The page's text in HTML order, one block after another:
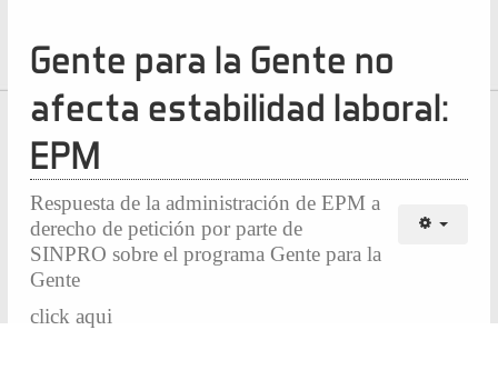
Gente para la Gente no
afecta estabilidad laboral:
EPM
Respuesta de la administración de EPM a
derecho de petición por parte de
SINPRO sobre el programa Gente para la
Gente
click aqui